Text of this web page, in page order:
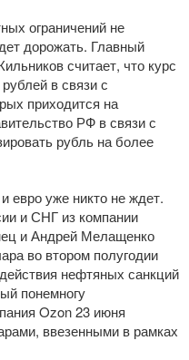
ограничений не
дорожать. Главный
считает, что курс
в связи с
приходится на
РФ в связи с
рубль на более
евро уже никто не ждет.
и СНГ из компании
и Андрей Мелащенко
во втором полугодии
нефтяных санкций
понемногу
Ozon 23 июня
ввезенными в рамках